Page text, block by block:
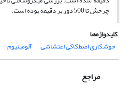
چرخش تا 500 دور بر دقیقه بوده است.
کلیدواژه‌ها
جوشکاری اصطکاکی اغتشاشی
آلومینیوم
مراجع